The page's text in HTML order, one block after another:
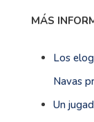
MÁS
Los
Navas
Un